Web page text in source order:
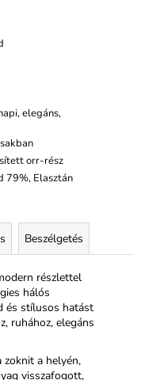
elegáns,
orr-rész
79%, Elasztán
Beszélgetés
részlettel
hálós
és stílusos hatást
ruhához, elegáns
a helyén,
visszafogott,